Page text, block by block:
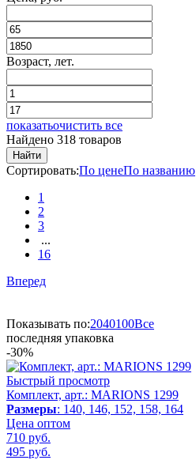
Возраст, лет.
показатьочистить все
Найдено 318 товаров
Найти
Сортировать:По ценеПо названию
1
2
3
...
16
Вперед
Показывать по:2040100Все
последняя упаковка
-30%
Быстрый просмотр
Комплект, арт.: MARIONS 1299
Размеры: 140, 146, 152, 158, 164
Цена оптом
710 руб.
495 руб.